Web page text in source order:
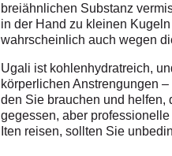
breiähnlichen Substanz
in der Hand zu kleinen
wahrscheinlich auch wegen
Ugali ist kohlenhydratreich,
körperlichen Anstrengungen
den Sie brauchen und helfen,
gegessen, aber
Iten reisen, sollten Sie